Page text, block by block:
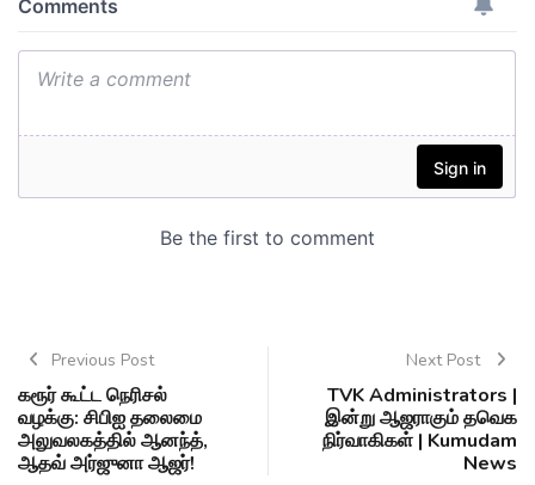
Previous Post
கரூர் கூட்ட நெரிசல்
வழக்கு: சிபிஐ தலைமை
அலுவலகத்தில் ஆனந்த்,
ஆதவ் அர்ஜுனா ஆஜர்!
Next Post
TVK Administrators |
இன்று ஆஜராகும் தவெக
நிர்வாகிகள் | Kumudam
News